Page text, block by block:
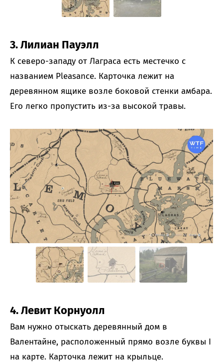
3. Лилиан Пауэлл
К северо-западу от Лаграса есть местечко с
названием Pleasanсe. Карточка лежит на
деревянном ящике возле боковой стенки амбара.
Его легко пропустить из-за высокой травы.
4. Левит Корнуолл
Вам нужно отыскать деревянный дом в
Валентайне, расположенный прямо возле буквы I
на карте. Карточка лежит на крыльце.